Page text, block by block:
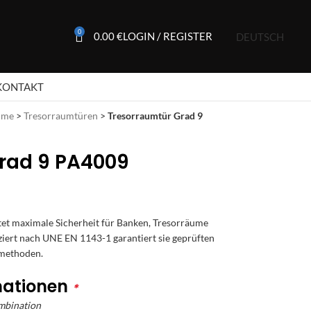
0 0.00€LOGIN / REGISTER DEUTSCH
> Tresorraumtüren > Tresorraumtür Grad 9
9 PA4009
maximale Sicherheit für Banken, Tresorräume
nach UNE EN 1143-1 garantiert sie geprüften
*